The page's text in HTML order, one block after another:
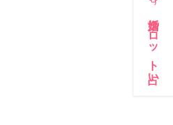
婚活タロット占い